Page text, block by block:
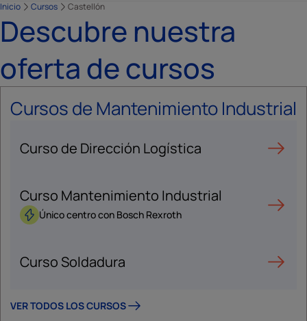
Inicio Cursos Castellón
Descubre nuestra
oferta de cursos
Cursos de Mantenimiento Industrial
Curso de Dirección Logística
Curso Mantenimiento Industrial
Único centro con Bosch Rexroth
Curso Soldadura
VER TODOS LOS CURSOS